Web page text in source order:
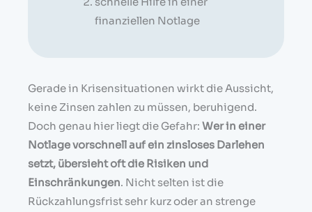
finanziellen Notlage
Gerade in Krisensituationen wirkt die Aussicht,
keine Zinsen zahlen zu müssen, beruhigend.
Doch genau hier liegt die Gefahr: Wer in einer
Notlage vorschnell auf ein zinsloses Darlehen
setzt, übersieht oft die Risiken und
Einschränkungen. Nicht selten ist die
Rückzahlungsfrist sehr kurz oder an strenge